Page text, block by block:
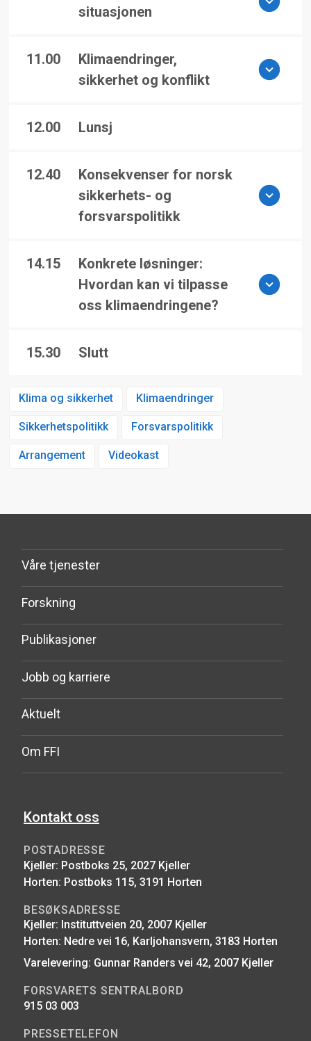
situasjonen
11.00
Klimaendringer,
sikkerhet og konflikt
12.00 Lunsj
12.40
Konsekvenser for norsk
sikkerhets- og
forsvarspolitikk
14.15
Konkrete løsninger:
Hvordan kan vi tilpasse
oss klimaendringene?
15.30 Slutt
Klima og sikkerhet Klimaendringer
Sikkerhetspolitikk Forsvarspolitikk
Arrangement Videokast
Våre tjenester
Forskning
Publikasjoner
Jobb og karriere
Aktuelt
Om FFI
Kontakt oss
POSTADRESSE
Kjeller: Postboks 25, 2027 Kjeller
Horten: Postboks 115, 3191 Horten
BESØKSADRESSE
Kjeller: Instituttveien 20, 2007 Kjeller
Horten: Nedre vei 16, Karljohansvern, 3183 Horten
Varelevering: Gunnar Randers vei 42, 2007 Kjeller
FORSVARETS SENTRALBORD
915 03 003
PRESSETELEFON